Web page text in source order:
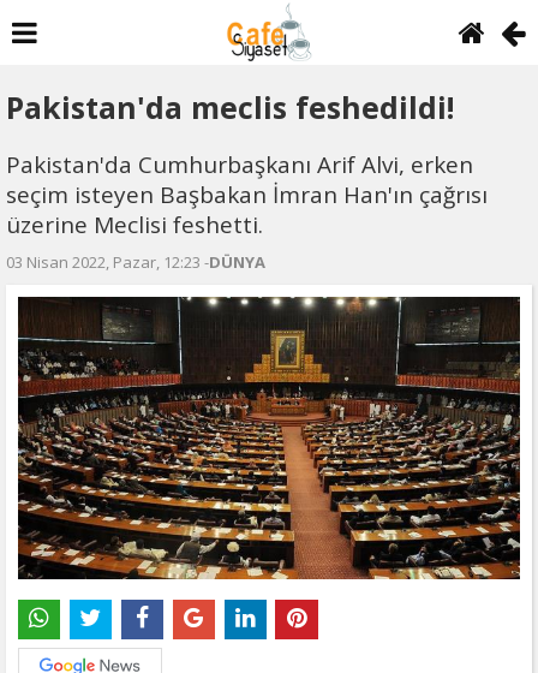
Pakistan'da meclis feshedildi!
Pakistan'da Cumhurbaşkanı Arif Alvi, erken
seçim isteyen Başbakan İmran Han'ın çağrısı
üzerine Meclisi feshetti.
03 Nisan 2022, Pazar, 12:23 -DÜNYA